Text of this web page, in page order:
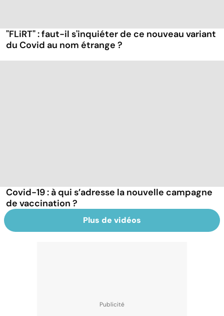
"FLiRT" : faut-il s'inquiéter de ce nouveau variant
du Covid au nom étrange ?
Covid-19 : à qui s’adresse la nouvelle campagne
de vaccination ?
Plus de vidéos